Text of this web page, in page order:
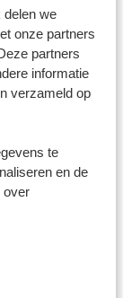
we
onze partners
partners
informatie
verzameld op
te
en de
over
tarieven bij
december
piektarief.
en in de
wat